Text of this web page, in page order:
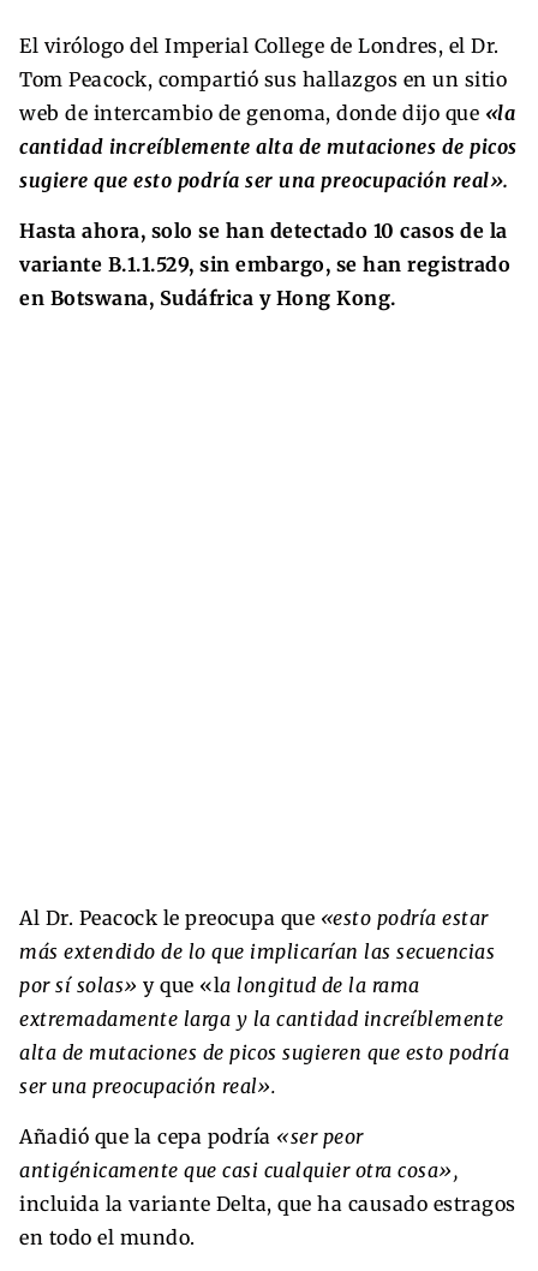
El virólogo del Imperial College de Londres, el Dr.
Tom Peacock, compartió sus hallazgos en un sitio
web de intercambio de genoma, donde dijo que «la
cantidad increíblemente alta de mutaciones de picos
sugiere que esto podría ser una preocupación real».
Hasta ahora, solo se han detectado 10 casos de la
variante B.1.1.529, sin embargo, se han registrado
en Botswana, Sudáfrica y Hong Kong.
Al Dr. Peacock le preocupa que «esto podría estar
más extendido de lo que implicarían las secuencias
por sí solas» y que «la longitud de la rama
extremadamente larga y la cantidad increíblemente
alta de mutaciones de picos sugieren que esto podría
ser una preocupación real».
Añadió que la cepa podría «ser peor
antigénicamente que casi cualquier otra cosa»,
incluida la variante Delta, que ha causado estragos
en todo el mundo.